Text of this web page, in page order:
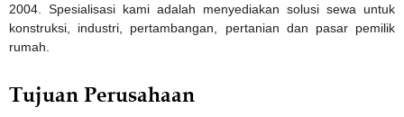
2004. Spesialisasi kami adalah menyediakan solusi sewa untuk
konstruksi, industri, pertambangan, pertanian dan pasar pemilik
rumah.
Tujuan Perusahaan